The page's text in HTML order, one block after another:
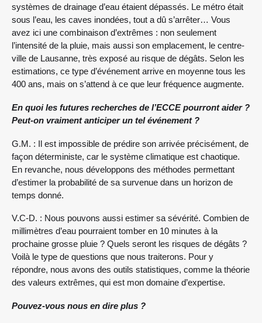
systèmes de drainage d’eau étaient dépassés. Le métro était
sous l’eau, les caves inondées, tout a dû s’arrêter… Vous
avez ici une combinaison d’extrêmes : non seulement
l’intensité de la pluie, mais aussi son emplacement, le centre-
ville de Lausanne, très exposé au risque de dégâts. Selon les
estimations, ce type d’événement arrive en moyenne tous les
400 ans, mais on s’attend à ce que leur fréquence augmente.
En quoi les futures recherches de l’ECCE pourront aider ?
Peut-on vraiment anticiper un tel événement ?
G.M. : Il est impossible de prédire son arrivée précisément, de
façon déterministe, car le système climatique est chaotique.
En revanche, nous développons des méthodes permettant
d’estimer la probabilité de sa survenue dans un horizon de
temps donné.
V.C-D. : Nous pouvons aussi estimer sa sévérité. Combien de
millimètres d’eau pourraient tomber en 10 minutes à la
prochaine grosse pluie ? Quels seront les risques de dégâts ?
Voilà le type de questions que nous traiterons. Pour y
répondre, nous avons des outils statistiques, comme la théorie
des valeurs extrêmes, qui est mon domaine d’expertise.
Pouvez-vous nous en dire plus ?